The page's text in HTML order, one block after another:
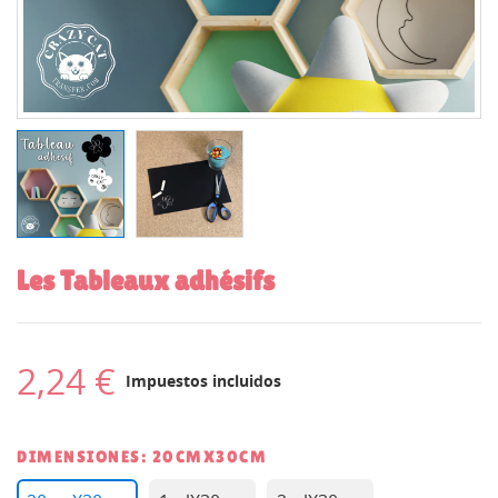
Les Tableaux adhésifs
2,24 € Impuestos incluidos
DIMENSIONES: 20CMX30CM